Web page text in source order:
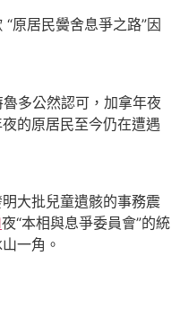
原居民黌舍息爭之路”因
多公然認可，加拿年夜
的原居民至今仍在遭遇
大批兒童遺骸的事務震
夜“本相與息爭委員會”的統
一角。